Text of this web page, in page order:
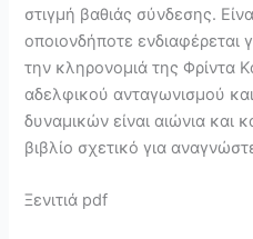
στιγμή βαθιάς σύνδεσης.
οποιονδήποτε ενδιαφέρεται
την κληρονομιά της Φρίντα
αδελφικού ανταγωνισμού
δυναμικών είναι αιώνια και
βιβλίο σχετικό για
Ξενιτιά pdf